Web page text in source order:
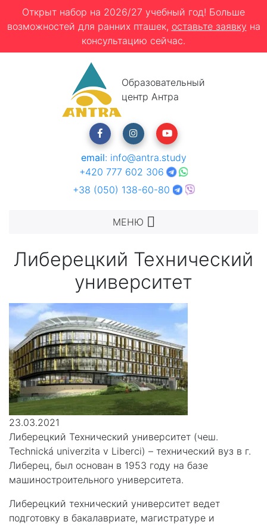
Открыт набор на 2026/27 учебный год! Больше
возможностей для ранних пташек, оставьте заявку на
консультацию сейчас.
Образовательный
центр Антра
email: info@antra.study
+420 777 602 306
+38 (050) 138-60-80
МЕНЮ
Либерецкий Технический
университет
23.03.2021
Либерецкий Технический университет (чеш.
Technická univerzita v Liberci) – технический вуз в г.
Либерец, был основан в 1953 году на базе
машиностроительного университета.
Либерецкий технический университет ведет
подготовку в бакалавриате, магистратуре и